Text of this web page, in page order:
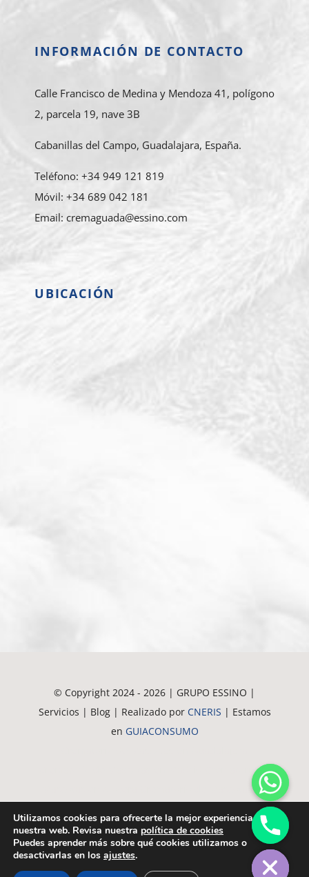
INFORMACIÓN DE CONTACTO
Calle Francisco de Medina y Mendoza 41, polígono
2, parcela 19, nave 3B
Cabanillas del Campo, Guadalajara, España.
Teléfono: +34 949 121 819
Móvil: +34 689 042 181
Email: cremaguada@essino.com
UBICACIÓN
© Copyright 2024 - 2026 | GRUPO ESSINO |
Servicios | Blog | Realizado por CNERIS | Estamos
en GUIACONSUMO
Crematorio de
Crematorio de Mascotas en
Crematorio de Mascotas en Meco Crematorio de
Mascotas en Torrejón
Utilizamos cookies para ofrecerte la mejor experiencia en
nuestra web. Revisa nuestra política de cookies
Puedes aprender más sobre qué cookies utilizamos o
desactivarlas en los ajustes.
Hide
chaty